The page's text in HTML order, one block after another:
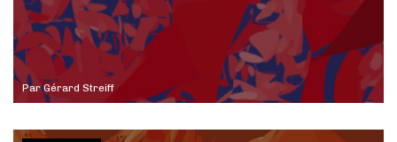
ParGérard Streiff